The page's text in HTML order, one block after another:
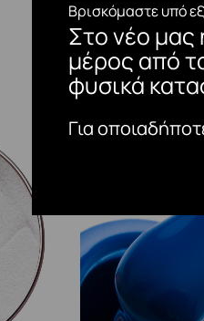
Βρισκόμαστε υπό
Στο νέο μας
μέρος από
φυσικά
Για